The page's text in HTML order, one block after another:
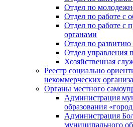
Отдел по
Отдел по работе с
Отдел по работе с
органами
Отдел по развитию
Отдел управления
Хозяйственная
Реестр социально
некоммерческих
Органы местного
Администрация
образования
Администрация
муниципального